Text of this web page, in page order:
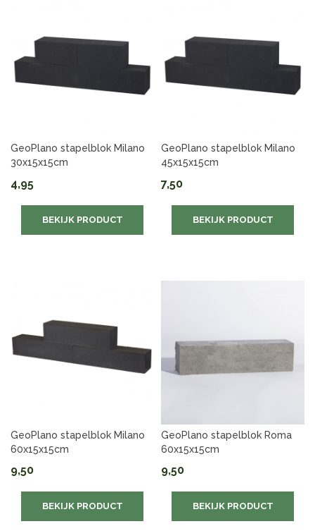
GeoPlano stapelblok Milano
30x15x15cm
4,95
BEKIJK PRODUCT
GeoPlano stapelblok Milano
45x15x15cm
7,50
BEKIJK PRODUCT
GeoPlano stapelblok Milano
60x15x15cm
9,50
BEKIJK PRODUCT
GeoPlano stapelblok Roma
60x15x15cm
9,50
BEKIJK PRODUCT